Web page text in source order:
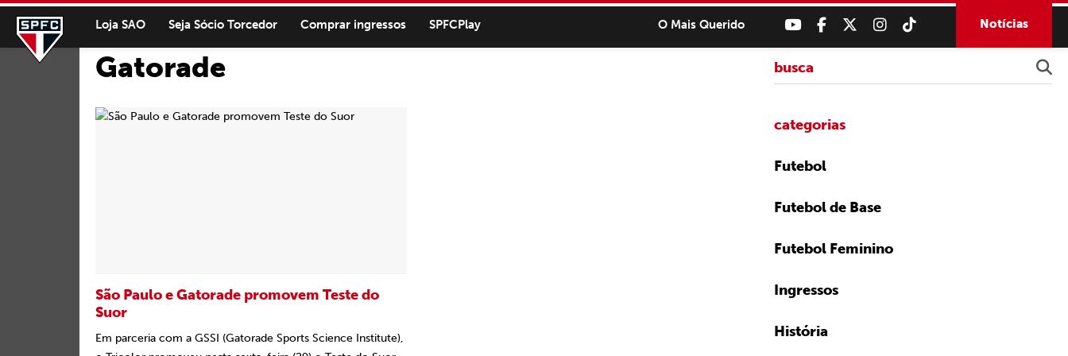
Loja SAO Seja Sócio Torcedor Comprar ingressos SPFCPlay O Mais Querido Notícias
Gatorade
São Paulo e Gatorade promovem Teste do
Suor
Em parceria com a GSSI (Gatorade Sports Science Institute),
categorias
Futebol
Futebol de Base
Futebol Feminino
Ingressos
História